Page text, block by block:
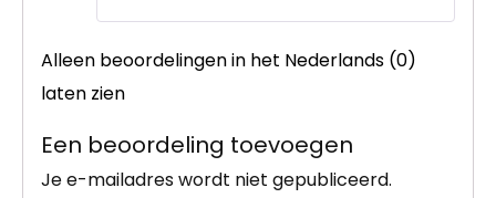
Alleen beoordelingen in het Nederlands (0)
laten zien
Een beoordeling toevoegen
Je e-mailadres wordt niet gepubliceerd.